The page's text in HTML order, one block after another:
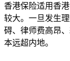
香港保险适用香
较大。一旦发生
碍、律师费高昂
本远超内地。